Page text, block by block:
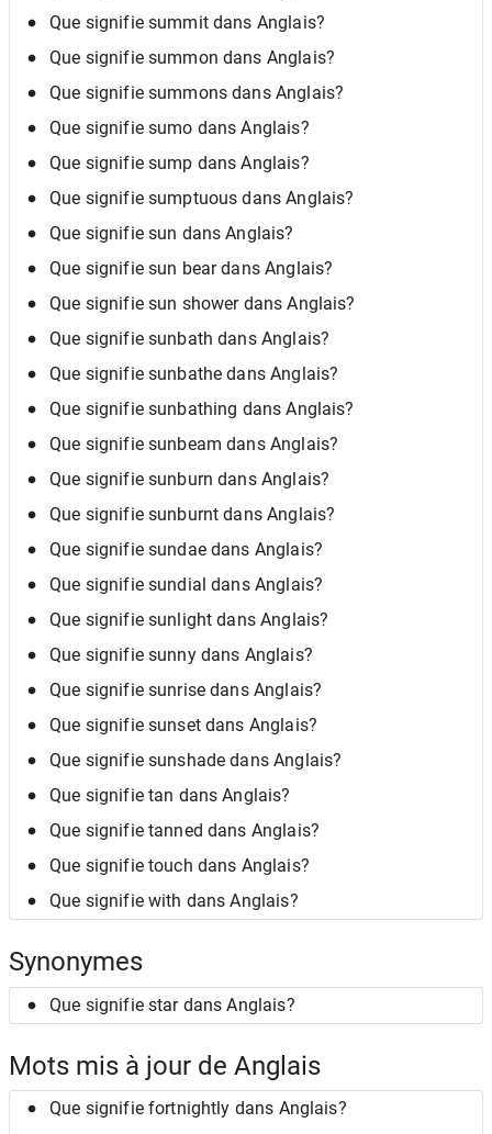
Que signifie summit dans Anglais?
Que signifie summon dans Anglais?
Que signifie summons dans Anglais?
Que signifie sumo dans Anglais?
Que signifie sump dans Anglais?
Que signifie sumptuous dans Anglais?
Que signifie sun dans Anglais?
Que signifie sun bear dans Anglais?
Que signifie sun shower dans Anglais?
Que signifie sunbath dans Anglais?
Que signifie sunbathe dans Anglais?
Que signifie sunbathing dans Anglais?
Que signifie sunbeam dans Anglais?
Que signifie sunburn dans Anglais?
Que signifie sunburnt dans Anglais?
Que signifie sundae dans Anglais?
Que signifie sundial dans Anglais?
Que signifie sunlight dans Anglais?
Que signifie sunny dans Anglais?
Que signifie sunrise dans Anglais?
Que signifie sunset dans Anglais?
Que signifie sunshade dans Anglais?
Que signifie tan dans Anglais?
Que signifie tanned dans Anglais?
Que signifie touch dans Anglais?
Que signifie with dans Anglais?
Synonymes
Que signifie star dans Anglais?
Mots mis à jour de Anglais
Que signifie fortnightly dans Anglais?